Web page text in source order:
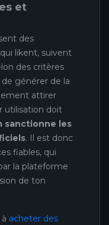
et
des
qui likent, suivent
des critères
générer de la
attirer
utilisation doit
sanctionne les
. Il est donc
fiables, qui
la plateforme
de ton
acheter des